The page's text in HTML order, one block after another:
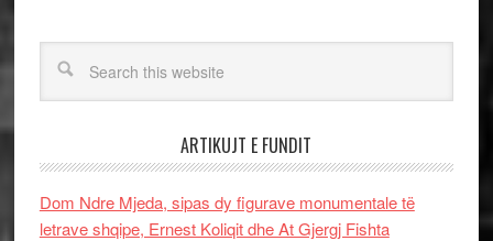
ARTIKUJT E FUNDIT
Dom Ndre Mjeda, sipas dy figurave monumentale të
letrave shqipe, Ernest Koliqit dhe At Gjergj Fishta